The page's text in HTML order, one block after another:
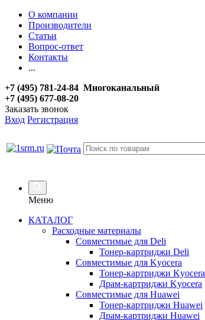
О компании
Производители
Статьи
Вопрос-ответ
Контакты
...
+7 (495) 781-24-84 Многоканальный
+7 (495) 677-08-20
Заказать звонок
Вход Регистрация
Меню
КАТАЛОГ
Расходные материалы
Совместимые для Deli
Тонер-картриджи Deli
Совместимые для Kyocera
Тонер-картриджи Kyocera
Драм-картриджи Kyocera
Совместимые для Huawei
Тонер-картриджи Huawei
Драм-картриджи Huawei